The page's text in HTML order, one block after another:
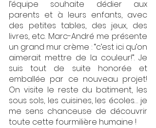
l’équipe souhaite dédier aux
parents et à leurs enfants, avec
des petites tables, des jeux, des
livres, etc. Marc-André me présente
un grand mur crème : “c’est ici qu’on
aimerait mettre de la couleur!”. Je
suis tout de suite honorée et
emballée par ce nouveau projet!
On visite le reste du batiment, les
sous sols, les cuisines, les écoles… je
me sens chanceuse de découvrir
toute cette fourmilière humaine !